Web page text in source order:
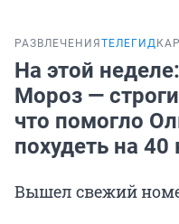
РАЗВЛЕЧЕНИЯ ТЕЛЕГИД
На этой
Мороз —
что помогло
похудеть на 40
Вышел свежий